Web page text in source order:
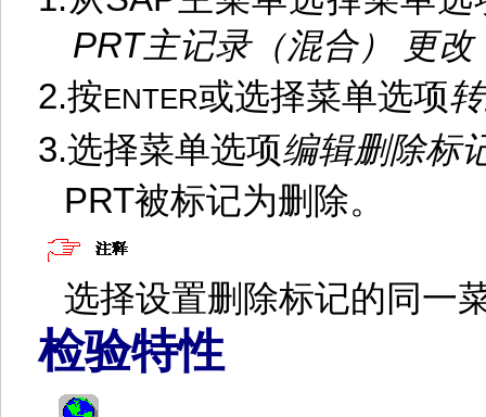
PRT主记录（混合）
更改
2.按ENTER或选择菜单选项
3.选择菜单选项编辑删除标
PRT被标记为删除。
选择设置删除标记的同一
检验特性